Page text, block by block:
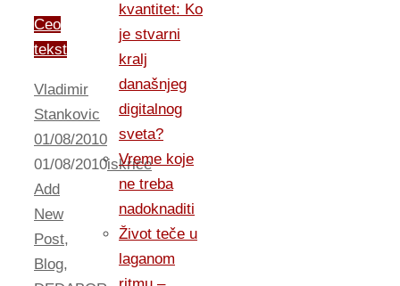
Ceo
tekst
Vladimir
Stankovic
01/08/2010
01/08/2010iskrice
Add
New
Post,
Blog,
kvantitet: Ko
je stvarni
kralj
današnjeg
digitalnog
sveta?
Vreme koje
ne treba
nadoknaditi
Život teče u
laganom